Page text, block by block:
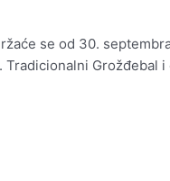
se od 30.
Tradicionalni